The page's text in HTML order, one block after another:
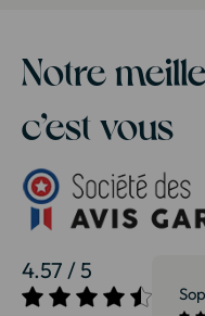
Notre
c’est vous
4.57 / 5
27/07/2026